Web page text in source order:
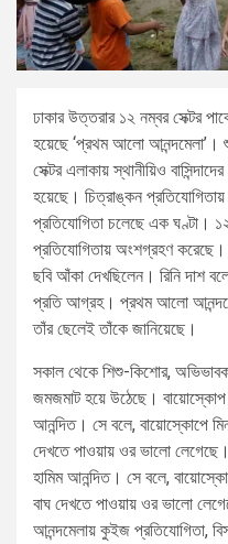
ঢাকার উত্তরার ১২ নম্বর সেক্টর
হয়েছে ‘প্রথম আলো আনন্দমেলা’।
সেক্টর এলাকায় স্থানীয়িও
হয়েছে। চিত্রাঙ্কন
প্রতিযোগিতা চলেছে এক ঘণ্টা।
প্রতিযোগিতায় অংশগ্রহণ করেছে।
ছবি আঁকা দেখছিলেন। রিনি দাশ
প্রতি আগ্রহ। প্রথম আলো
তাঁর ছেলেই তাঁকে জানিয়েছে।
সকাল থেকে শিশু-কিশোর,
জমজমাট হয়ে উঠেছে। বায়োস্কোপ
আনন্দিত। সে বলে, বায়োস্কোপে
দেখতে পাওয়ায় ওর ভালো
হামিম আনন্দিত। সে বলে,
বাঘ দেখতে পাওয়ায় ওর ভালো
আনন্দমেলায় কুইজ প্রতিযোগিতা,